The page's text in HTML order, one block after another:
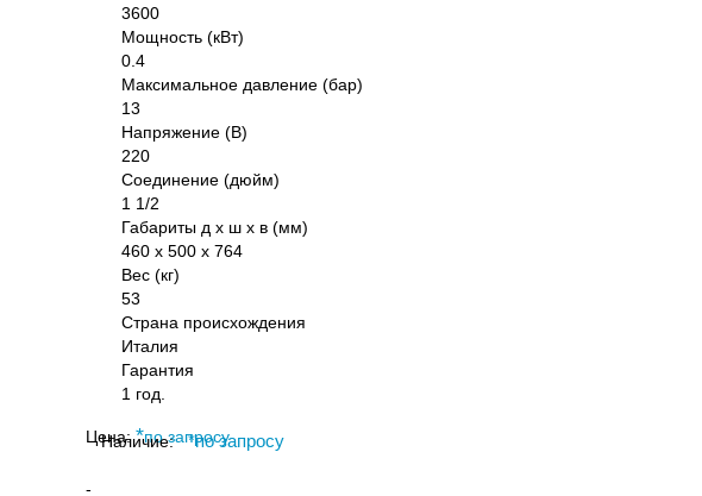
3600
Мощность (кВт)
0.4
Максимальное давление (бар)
13
Напряжение (В)
220
Соединение (дюйм)
1 1/2
Габариты д х ш х в (мм)
460 х 500 х 764
Вес (кг)
53
Страна происхождения
Италия
Гарантия
1 год.
Цена: *по запросу
Наличие: *по запросу
-